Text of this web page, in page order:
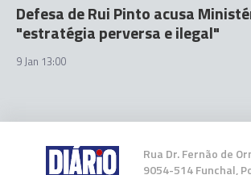
Defesa de Rui Pinto acusa
"estratégia perversa e ilegal"
9 Jan 13:00
Rua Dr. Fernão de
9054-514 Funchal,